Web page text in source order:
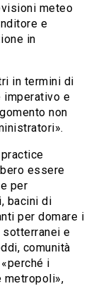
meteo
e
in
in termini di
imperativo e
non
essere
per
bacini di
per domare i
e
comunità
i
metropoli»,